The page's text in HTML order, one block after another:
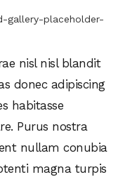
nisl nisl blandit
donec adipiscing
habitasse
Purus nostra
nullam conubia
magna turpis